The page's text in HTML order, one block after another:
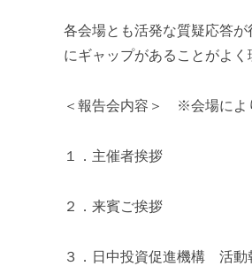
各会場とも活発な質疑応答
にギャップがあることがよく
＜報告会内容＞ ※会場によ
１．主催者挨拶
２．来賓ご挨拶
３．日中投資促進機構 活動